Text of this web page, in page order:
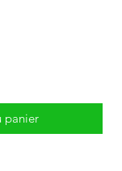
panier